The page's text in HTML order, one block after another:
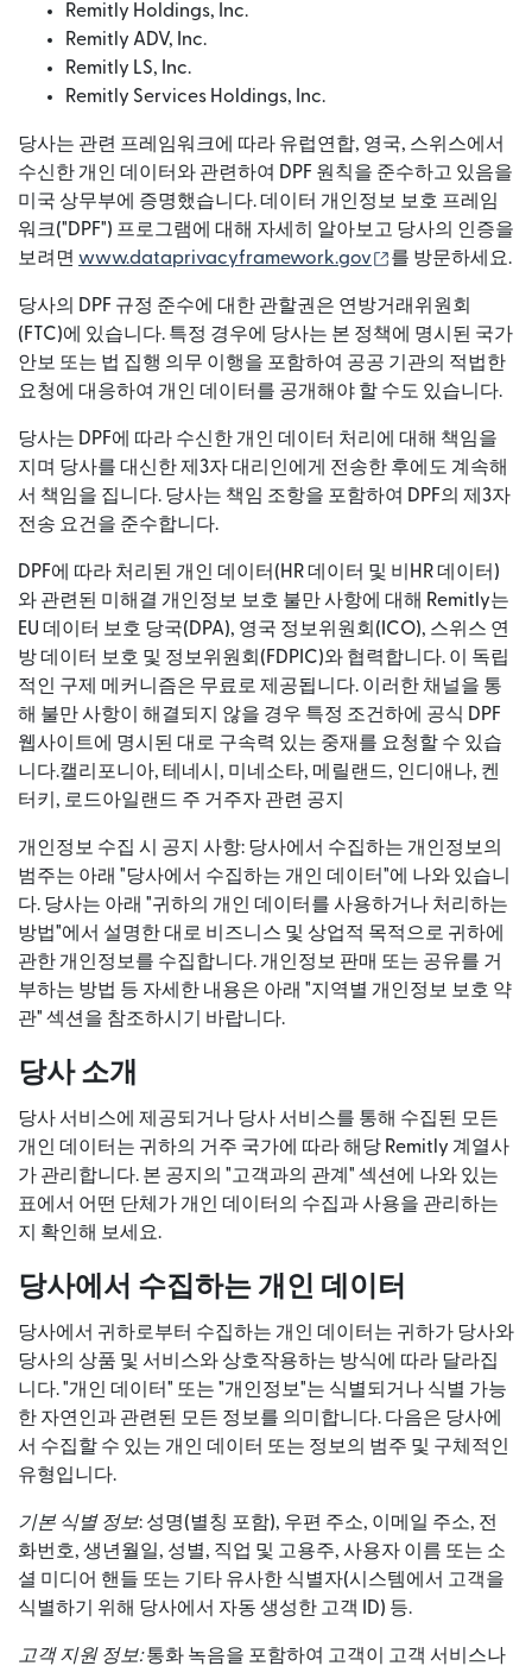
Remitly Holdings, Inc.
Remitly ADV, Inc.
Remitly LS, Inc.
Remitly Services Holdings, Inc.
당사는 관련 프레임워크에 따라 유럽연합, 영국, 스위스에서
수신한 개인 데이터와 관련하여 DPF 원칙을 준수하고 있음을
미국 상무부에 증명했습니다. 데이터 개인정보 보호 프레임
워크("DPF") 프로그램에 대해 자세히 알아보고 당사의 인증을
보려면 www.dataprivacyframework.gov (새 창에서 열림)
를 방문하세요.
당사의 DPF 규정 준수에 대한 관할권은 연방거래위원회
(FTC)에 있습니다. 특정 경우에 당사는 본 정책에 명시된 국가
안보 또는 법 집행 의무 이행을 포함하여 공공 기관의 적법한
요청에 대응하여 개인 데이터를 공개해야 할 수도 있습니다.
당사는 DPF에 따라 수신한 개인 데이터 처리에 대해 책임을
지며 당사를 대신한 제3자 대리인에게 전송한 후에도 계속해
서 책임을 집니다. 당사는 책임 조항을 포함하여 DPF의 제3자
전송 요건을 준수합니다.
DPF에 따라 처리된 개인 데이터(HR 데이터 및 비HR 데이터)
와 관련된 미해결 개인정보 보호 불만 사항에 대해 Remitly는
EU 데이터 보호 당국(DPA), 영국 정보위원회(ICO), 스위스 연
방 데이터 보호 및 정보위원회(FDPIC)와 협력합니다. 이 독립
적인 구제 메커니즘은 무료로 제공됩니다. 이러한 채널을 통
해 불만 사항이 해결되지 않을 경우 특정 조건하에 공식 DPF
웹사이트에 명시된 대로 구속력 있는 중재를 요청할 수 있습
니다.캘리포니아, 테네시, 미네소타, 메릴랜드, 인디애나, 켄
터키, 로드아일랜드 주 거주자 관련 공지
개인정보 수집 시 공지 사항: 당사에서 수집하는 개인정보의
범주는 아래 "당사에서 수집하는 개인 데이터"에 나와 있습니
다. 당사는 아래 "귀하의 개인 데이터를 사용하거나 처리하는
방법"에서 설명한 대로 비즈니스 및 상업적 목적으로 귀하에
관한 개인정보를 수집합니다. 개인정보 판매 또는 공유를 거
부하는 방법 등 자세한 내용은 아래 "지역별 개인정보 보호 약
관" 섹션을 참조하시기 바랍니다.
당사 소개
당사 서비스에 제공되거나 당사 서비스를 통해 수집된 모든
개인 데이터는 귀하의 거주 국가에 따라 해당 Remitly 계열사
가 관리합니다. 본 공지의 "고객과의 관계" 섹션에 나와 있는
표에서 어떤 단체가 개인 데이터의 수집과 사용을 관리하는
지 확인해 보세요.
당사에서 수집하는 개인 데이터
당사에서 귀하로부터 수집하는 개인 데이터는 귀하가 당사와
당사의 상품 및 서비스와 상호작용하는 방식에 따라 달라집
니다. "개인 데이터" 또는 "개인정보"는 식별되거나 식별 가능
한 자연인과 관련된 모든 정보를 의미합니다. 다음은 당사에
서 수집할 수 있는 개인 데이터 또는 정보의 범주 및 구체적인
유형입니다.
기본 식별 정보: 성명(별칭 포함), 우편 주소, 이메일 주소, 전
화번호, 생년월일, 성별, 직업 및 고용주, 사용자 이름 또는 소
셜 미디어 핸들 또는 기타 유사한 식별자(시스템에서 고객을
식별하기 위해 당사에서 자동 생성한 고객 ID) 등.
고객 지원 정보:통화 녹음을 포함하여 고객이 고객 서비스나